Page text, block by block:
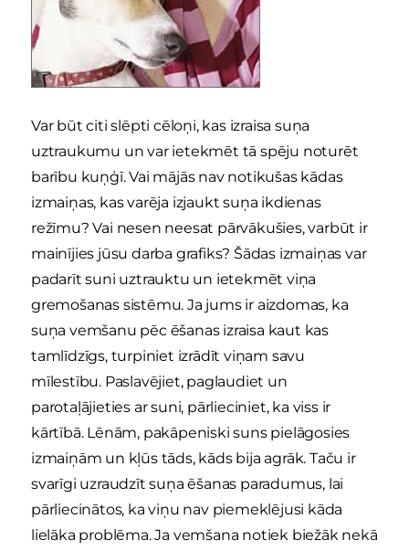
Var būt citi slēpti cēloņi, kas izraisa suņa
uztraukumu un var ietekmēt tā spēju noturēt
barību kuņģī. Vai mājās nav notikušas kādas
izmaiņas, kas varēja izjaukt suņa ikdienas
režīmu? Vai nesen neesat pārvākušies, varbūt ir
mainījies jūsu darba grafiks? Šādas izmaiņas var
padarīt suni uztrauktu un ietekmēt viņa
gremošanas sistēmu. Ja jums ir aizdomas, ka
suņa vemšanu pēc ēšanas izraisa kaut kas
tamlīdzīgs, turpiniet izrādīt viņam savu
mīlestību. Paslavējiet, paglaudiet un
parotaļājieties ar suni, pārlieciniet, ka viss ir
kārtībā. Lēnām, pakāpeniski suns pielāgosies
izmaiņām un kļūs tāds, kāds bija agrāk. Taču ir
svarīgi uzraudzīt suņa ēšanas paradumus, lai
pārliecinātos, ka viņu nav piemeklējusi kāda
lielāka problēma. Ja vemšana notiek biežāk nekā